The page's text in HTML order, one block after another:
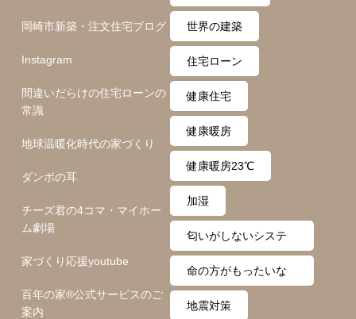
岡崎市新築・注文住宅ブログ
Instagram
間違いだらけの住宅ローンの
常識
地球温暖化時代の家づくり
ダンボの耳
チーズ君の4コマ・マイホー
ム劇場
家づくり応援youtube
百年の家®️公式サービスのご
案内
世界の建築
住宅ローン
健康住宅
健康暖房
健康暖房23℃
加湿
匂いがしないシステ
ム
命の方がもったいな
い
地震対策